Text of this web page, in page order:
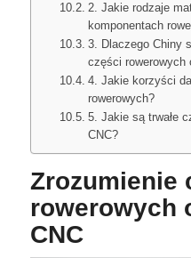
2. Jakie rodzaje
komponentach
3. Dlaczego Chiny
części rowerowych
4. Jakie korzyści
rowerowych?
5. Jakie są trwałe
CNC?
Zrozumienie
rowerowych
CNC